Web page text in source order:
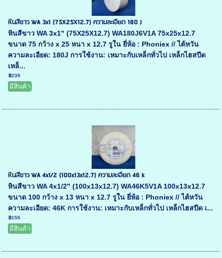
หินสีขาว WA 3x1 (75X25X12.7) ความละเอียด 180 J
หินสีขาว WA 3x1" (75X25X12.7) WA180J6V1A 75x25x12.7
ขนาด 75 กว้าง x 25 หนา x 12.7 รูใน ยี่ห้อ : Phoniex // ไต้หวัน
ความละเอียด: 180J การใช้งาน: เหมาะกับเหล็กทั่วไป เหล็กไฮสปีด
เหล็...
฿239
มีสินค้า
หินสีขาว WA 4x1/2 (100x13x12.7) ความละเอียด 46 k
หินสีขาว WA 4x1/2" (100x13x12.7) WA46K5V1A 100x13x12.7
ขนาด 100 กว้าง x 13 หนา x 12.7 รูใน ยี่ห้อ : Phoniex // ไต้หวัน
ความละเอียด: 46K การใช้งาน: เหมาะกับเหล็กทั่วไป เหล็กไฮสปีด เ...
฿155
มีสินค้า